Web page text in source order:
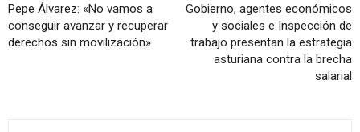
Pepe Álvarez: «No vamos a
conseguir avanzar y recuperar
derechos sin movilización»
Gobierno, agentes económicos
y sociales e Inspección de
trabajo presentan la estrategia
asturiana contra la brecha
salarial